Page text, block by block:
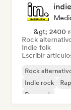
&gt; 2400
Rock
Indie folk
Escribir
Rock
Indie rock
Pop rock